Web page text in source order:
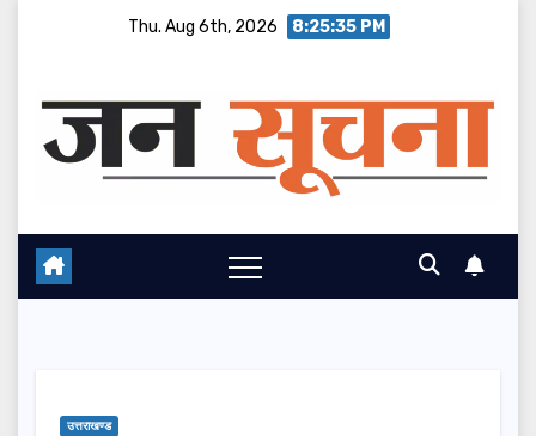
Thu. Aug 6th, 2026 8:25:35 PM
उत्तराखण्ड